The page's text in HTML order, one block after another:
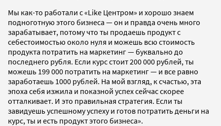
Мы как-то работали с «Like Центром» и хорошо знаем
подноготную этого бизнеса — он и правда очень много
зарабатывает, потому что ты продаешь продукт с
себестоимостью около нуля и можешь всю стоимость
продукта потратить на маркетинг — буквально до
последнего рубля. Если курс стоит 200 000 рублей, ты
можешь 199 000 потратить на маркетинг — и все равно
заработаешь 1000 рублей. На мой взгляд, к счастью, эта
эпоха себя изжила и показной успех сейчас скорее
отталкивает. И это правильная стратегия. Если ты
завидуешь успешному успеху и готов потратить деньги на
курс, ты и есть продукт этого бизнеса».